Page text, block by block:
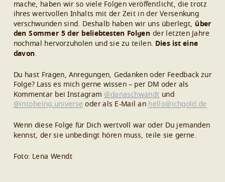
mache, haben wir so viele Folgen veröffentlicht, die trotz
ihres wertvollen Inhalts mit der Zeit in der Versenkung
verschwunden sind. Deshalb haben wir uns überlegt, über
den Sommer 5 der beliebtesten Folgen der letzten Jahre
nochmal hervorzuholen und sie zu teilen.
Dies ist eine
davon
Du hast Fragen, Anregungen, Gedanken oder Feedback zur
Folge? Lass es mich gerne wissen – per DM oder als
Kommentar beiInstagram @danaschwandt und
@intobeing.universe oder als E-Mail an hello@ichgold.de
Wenn diese Folge für Dich wertvoll war oder Du jemanden
kennst, der sie unbedingt hören muss, teile sie gerne.
Foto: Lena Wendt